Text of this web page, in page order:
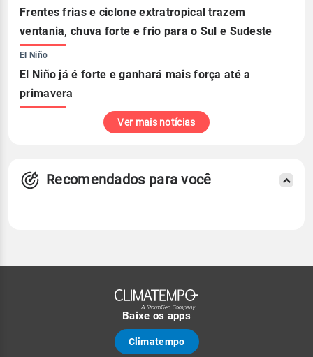
Frentes frias e ciclone extratropical trazem
ventania, chuva forte e frio para o Sul e Sudeste
El Niño
El Niño já é forte e ganhará mais força até a
primavera
Ver mais notícias
Recomendados para você
Baixe os apps
Climatempo